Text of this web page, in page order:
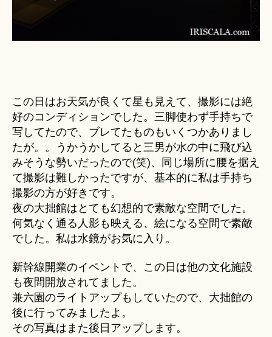
この日はお天気が良くて星も見えて、撮影には絶
好のコンディションでした。三脚使わず手持ちで
写してたので、ブレてたものもいくつかありまし
たが。。うかうかしてると三男が水の中に飛び込
みそうな勢いだったので(笑)、同じ場所に腰を据え
て撮影は難しかったですが、基本的に私は手持ち
撮影の方が好きです。
夜の大拙館はとても幻想的で素敵な空間でした。
何気なく通る人影も映える、絵になる空間で素敵
でした。私は水鏡がお気に入り。
新幹線開業のイベントで、この日は他の文化施設
も夜間開放されてました。
兼六園のライトアップもしていたので、大拙館の
後に行ってみましたよ。
その写真はまた後日アップします。